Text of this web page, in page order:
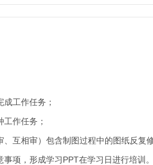
工作任务；
作任务；
互相审）包含制图过程中的图纸反复
项，形成学习PPT在学习日进行培训。